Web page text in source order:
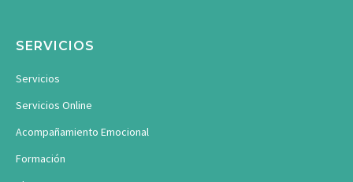
SERVICIOS
Servicios
Servicios Online
Acompañamiento Emocional
Formación